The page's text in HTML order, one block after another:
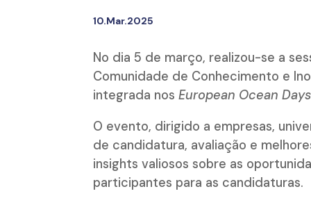
10.Mar.2025
No dia 5 de março, realizou-se a
Comunidade de Conhecimento e
integrada nosEuropean Ocean Days
O evento, dirigido a empresas,
de candidatura, avaliação e
insights valiosos sobre as
participantes para as candidaturas.